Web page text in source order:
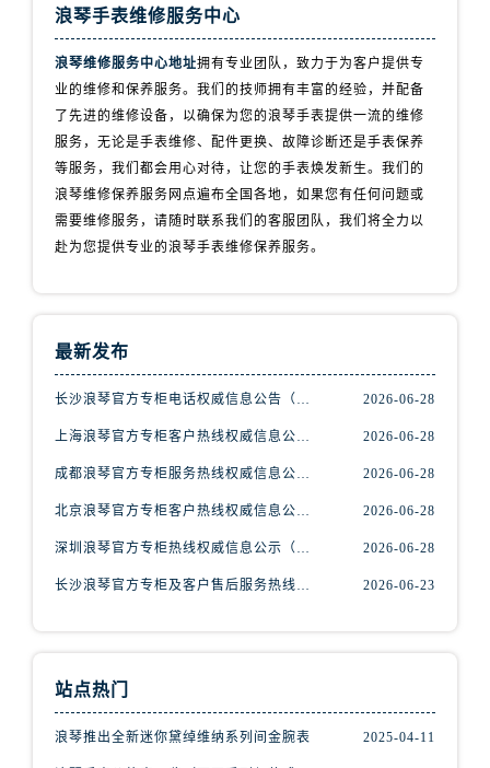
浙江省宁波市江北区大闸南路500号来福士广场办公楼20层2009室浪琴售后服务中心（需提前预约）
澳门省路氹城市金光大道浪琴售后服务中心（需提前预约）
福建省福州市鼓楼区五四路128-1号恒力城写字楼15层03室浪琴售后服务中心（需提前预约）
福建省厦门市思明区湖滨东路95号万象城华润大厦B座11层1104室浪琴售后服务中心（需提前预约）
广东省广州市天河区天河路230号万菱汇国际中心A塔7层704室浪琴售后服务中心（需提前预约）
广东省茂名市电白区水东街道迎宾大道浪琴售后服务中心（需提前预约）
浪琴手表维修服务中心
浪琴维修服务中心地址拥有专业团队，致力于为客户提供专
业的维修和保养服务。我们的技师拥有丰富的经验，并配备
了先进的维修设备，以确保为您的浪琴手表提供一流的维修
服务，无论是手表维修、配件更换、故障诊断还是手表保养
等服务，我们都会用心对待，让您的手表焕发新生。我们的
浪琴维修保养服务网点遍布全国各地，如果您有任何问题或
需要维修服务，请随时联系我们的客服团队，我们将全力以
赴为您提供专业的浪琴手表维修保养服务。
最新发布
长沙浪琴官方专柜电话权威信息公告（2026年7月最新） 2026-06-28
上海浪琴官方专柜客户热线权威信息公示（2026年7月最新） 2026-06-28
成都浪琴官方专柜服务热线权威信息公示（2026年7月最新） 2026-06-28
北京浪琴官方专柜客户热线权威信息公告（2026年7月最新） 2026-06-28
深圳浪琴官方专柜热线权威信息公示（2026年7月最新） 2026-06-28
长沙浪琴官方专柜及客户售后服务热线权威信息公告（2026年6月最新） 2026-06-23
站点热门
浪琴推出全新迷你黛绰维纳系列间金腕表 2025-04-11